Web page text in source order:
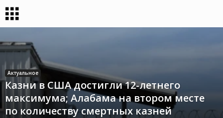
Актуальное
Казни в США достигли 12-летнего
максимума; Алабама на втором месте
по количеству смертных казней